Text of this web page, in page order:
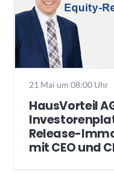
21 Mai um 08:00 Uhr
HausVorteil
Release-
mit CEO und